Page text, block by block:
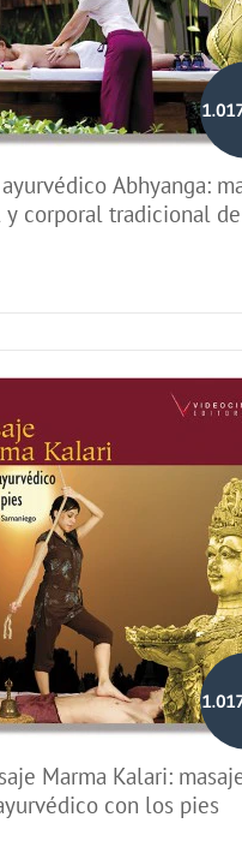
Abhyanga:
y corporal tradicional
Marma Kalari:
con los pies